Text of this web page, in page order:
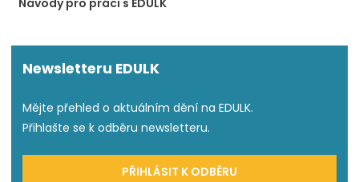
Návody pro práci s EDULK
Newsletteru EDULK
Mějte přehled o aktuálním dění na EDULK.
Přihlašte se k odběru newsletteru.
PŘIHLÁSIT K ODBĚRU